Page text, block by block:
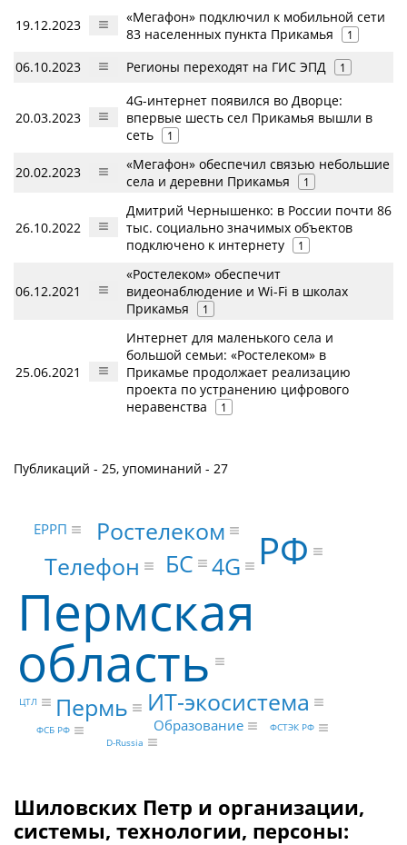
19.12.2023
«Мегафон» подключил к мобильной сети
83 населенных пункта Прикамья
1
06.10.2023 Регионы переходят на ГИС ЭПД 1
20.03.2023
4G-интернет появился во Дворце:
впервые шесть сел Прикамья вышли в
сеть
1
20.02.2023
«Мегафон» обеспечил связью небольшие
села и деревни Прикамья
1
26.10.2022
Дмитрий Чернышенко: в России почти 86
тыс. социально значимых объектов
подключено к интернету
1
06.12.2021
«Ростелеком» обеспечит
видеонаблюдение и Wi-Fi в школах
Прикамья
1
25.06.2021
Интернет для маленького села и
большой семьи: «Ростелеком» в
Прикамье продолжает реализацию
проекта по устранению цифрового
неравенства
1
Публикаций - 25, упоминаний - 27
Пермская
область
РФ
4G
БС
Пермь
Телефон
ИТ-экосистема
Ростелеком
ЕРРП
Образование ФСТЭК РФ
ФСБ РФ
ЦТЛ
D-Russia
Шиловских Петр и организации,
системы, технологии, персоны: